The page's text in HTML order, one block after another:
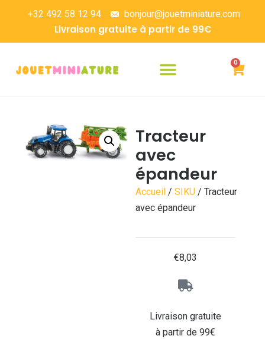
+32 492 58 12 94 bonjour@jouetminiature.com
Livraison gratuite à partir de 99€
0
Tracteur
avec
épandeur
Accueil/ SIKU/ Tracteur
avec épandeur
€8,03
Livraison gratuite
à partir de 99€